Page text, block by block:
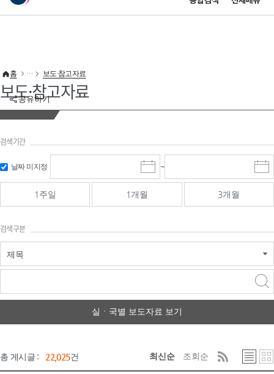
이 누리집은 대한민국 공식 전자정부 누리집입니다.
공유하기
홈 보도·참고자료
보도·참고자료
검색기간
날짜 미지정
시
작
일
선
~
종
료
선
1주일 1개월 3개월
검색구분
제목
실ㆍ국별 보도자료 보기
총 게시글 : 22,025건 최신순 조회순